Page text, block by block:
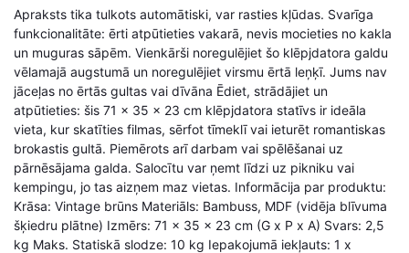
Apraksts tika tulkots automātiski, var rasties kļūdas. Svarīga
funkcionalitāte: ērti atpūtieties vakarā, nevis mocieties no kakla
un muguras sāpēm. Vienkārši noregulējiet šo klēpjdatora galdu
vēlamajā augstumā un noregulējiet virsmu ērtā leņķī. Jums nav
jāceļas no ērtās gultas vai dīvāna Ēdiet, strādājiet un
atpūtieties: šis 71 x 35 x 23 cm klēpjdatora statīvs ir ideāla
vieta, kur skatīties filmas, sērfot tīmeklī vai ieturēt romantiskas
brokastis gultā. Piemērots arī darbam vai spēlēšanai uz
pārnēsājama galda. Salocītu var ņemt līdzi uz pikniku vai
kempingu, jo tas aizņem maz vietas. Informācija par produktu:
Krāsa: Vintage brūns Materiāls: Bambuss, MDF (vidēja blīvuma
šķiedru plātne) Izmērs: 71 x 35 x 23 cm (G x P x A) Svars: 2,5
kg Maks. Statiskā slodze: 10 kg Iepakojumā iekļauts: 1 x